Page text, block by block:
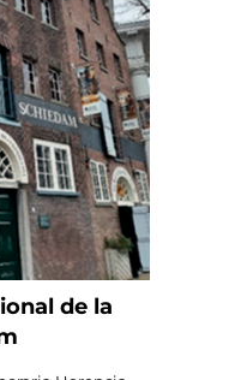
de la